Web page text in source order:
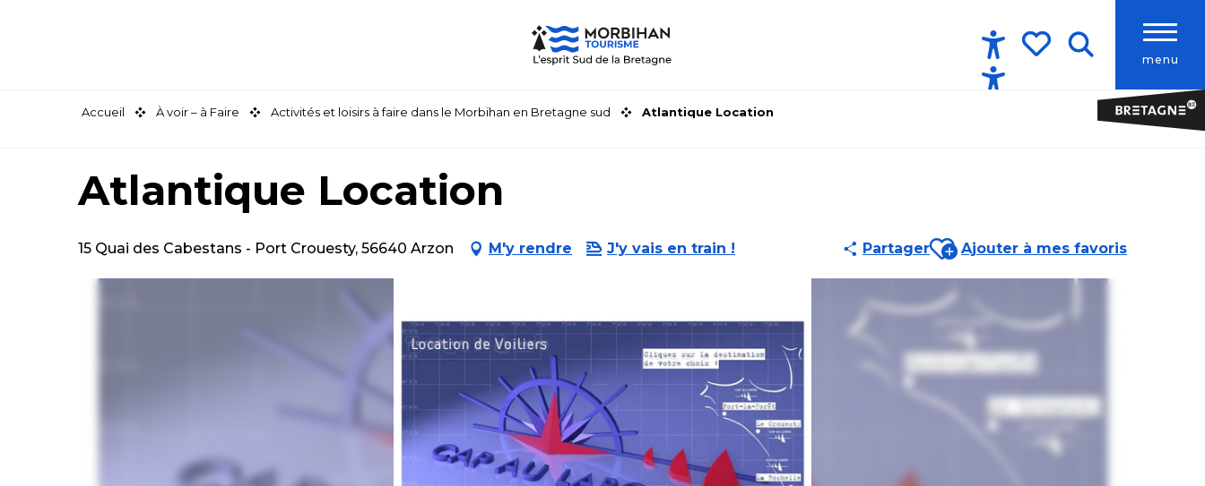
menu
Accessibilité
Accueil À voir – à Faire Activités et loisirs à faire dans le Morbihan en Bretagne sud Atlantique Location
Atlantique Location
15 Quai des Cabestans - Port Crouesty, 56640 Arzon M'y rendre J'y vais en train ! PartagerAjouter aux favoris
Ajouter à mes favoris